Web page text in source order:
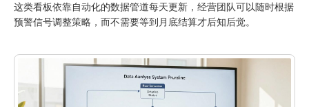
这类看板依靠自动化的数据管道每天更新，经营团队可以随时根据
预警信号调整策略，而不需要等到月底结算才后知后觉。